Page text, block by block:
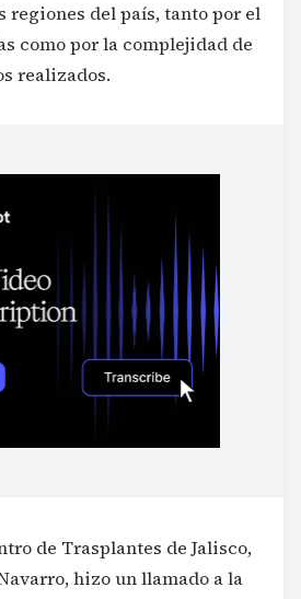
regiones del país, tanto por el
como por la complejidad de
realizados.
de Trasplantes de Jalisco,
hizo un llamado a la